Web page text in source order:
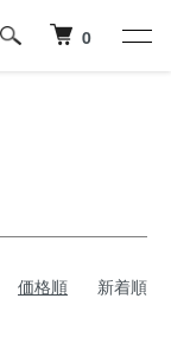
0
価格順 新着順